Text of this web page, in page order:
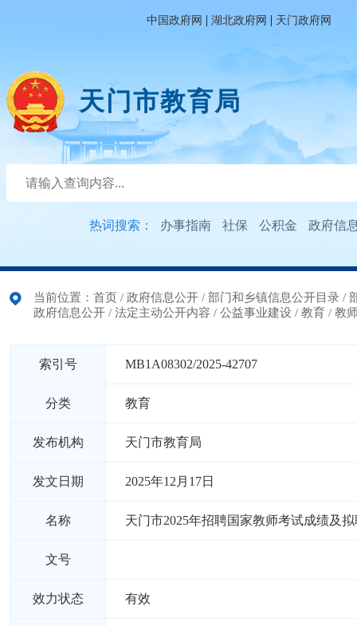
中国政府网 | 湖北政府网 | 天门政府网
天门市教育局
热词搜索： 办事指南 社保 公积金 政府信
当前位置： 首页 / 政府信息公开 / 部门和乡镇信息公开目录 /
政府信息公开 / 法定主动公开内容 / 公益事业建设 / 教育 / 教
索引号 MB1A08302/2025-42707
分类 教育
发布机构 天门市教育局
发文日期 2025年12月17日
名称 天门市2025年招聘国家教师考试成绩及
文号
效力状态 有效